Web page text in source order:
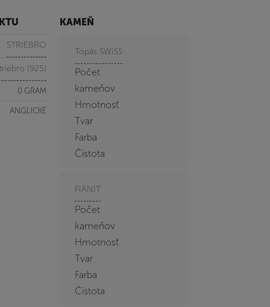
STRIEBRO
(925)
0 GRAM
ANGLICKÉ
KAMEŇ
Topás SWISS
Počet
kameňov
Hmotnosť
Tvar
Farba
Čistota
FIANIT
Počet
kameňov
Hmotnosť
Tvar
Farba
Čistota